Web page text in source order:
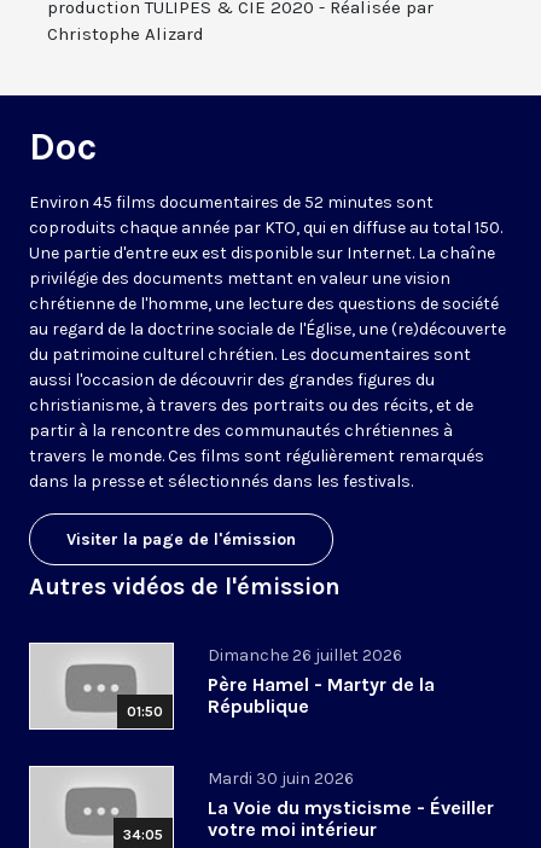
production TULIPES & CIE 2020 - Réalisée par
Christophe Alizard
Doc
Environ 45 films documentaires de 52 minutes sont
coproduits chaque année par KTO, qui en diffuse au total 150.
Une partie d'entre eux est disponible sur Internet. La chaîne
privilégie des documents mettant en valeur une vision
chrétienne de l'homme, une lecture des questions de société
au regard de la doctrine sociale de l'Église, une (re)découverte
du patrimoine culturel chrétien. Les documentaires sont
aussi l'occasion de découvrir des grandes figures du
christianisme, à travers des portraits ou des récits, et de
partir à la rencontre des communautés chrétiennes à
travers le monde. Ces films sont régulièrement remarqués
dans la presse et sélectionnés dans les festivals.
Visiter la page de l'émission
Autres vidéos de l'émission
01:50
Dimanche 26 juillet 2026
Père Hamel - Martyr de la
République
34:05
Mardi 30 juin 2026
La Voie du mysticisme - Éveiller
votre moi intérieur